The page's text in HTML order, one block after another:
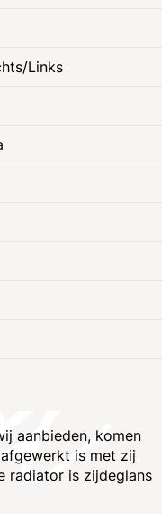
Links
aanbieden, komen
is met zij
radiator is zijdeglans